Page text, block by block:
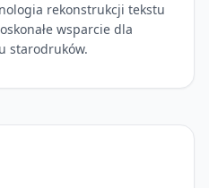
rekonstrukcji tekstu
wsparcie dla
starodruków.